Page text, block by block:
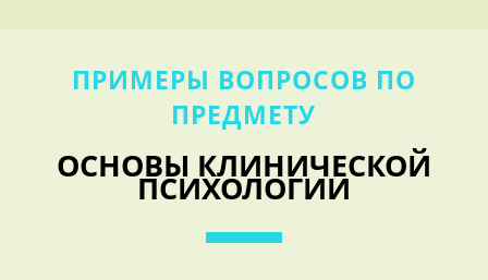
ПРИМЕРЫ ВОПРОСОВ ПО
ПРЕДМЕТУ
ОСНОВЫ КЛИНИЧЕСКОЙ
ПСИХОЛОГИИ